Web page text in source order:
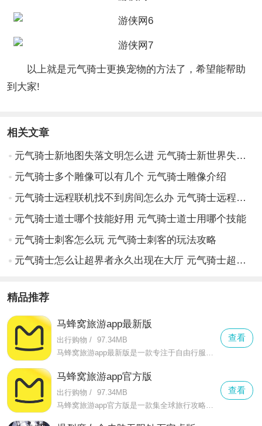
以上就是元气骑士更换宠物的方法了，希望能帮助
到大家!
相关文章
元气骑士新地图失落文明怎么进 元气骑士新世界失落文明的进入方法
元气骑士多个雕像可以有几个 元气骑士雕像介绍
元气骑士远程联机找不到房间怎么办 元气骑士远程联机找不到房间的解决方案
元气骑士道士哪个技能好用 元气骑士道士用哪个技能
元气骑士刺客怎么玩 元气骑士刺客的玩法攻略
元气骑士怎么让超界者永久出现在大厅 元气骑士超界者怎么出现在大厅
精品推荐
马蜂窝旅游app最新版
出行购物 / 97.34MB
马蜂窝旅游app最新版是一款专注于自由行服务的全球旅行决策与交易平台，作为中国年轻一代使用率最高的旅行APP，它以 "内容+交易 "为核心模式，覆盖全球6万多个旅游目的地
查看
马蜂窝旅游app官方版
出行购物 / 97.34MB
查看